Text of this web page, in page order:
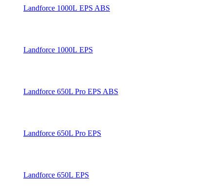
Landforce 1000L EPS ABS
Landforce 1000L EPS
Landforce 650L Pro EPS ABS
Landforce 650L Pro EPS
Landforce 650L EPS